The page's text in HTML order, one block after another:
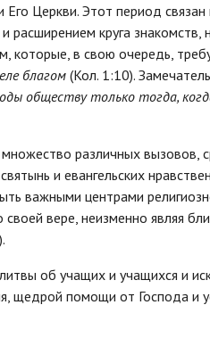
Церкви. Этот период
расширением круга
которые, в свою очередь,
благом (Кол. 1:10).
обществу только тогда,
различных вызовов,
и евангельских
важными центрами
своей вере, неизменно являя
об учащих и учащихся и
щедрой помощи от Господа и